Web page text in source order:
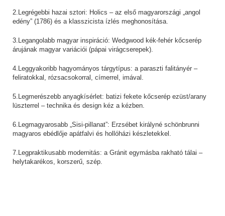
2.Legrégebbi hazai sztori: Holics – az első magyarországi „angol
edény” (1786) és a klasszicista ízlés meghonosítása.
3.Legangolabb magyar inspiráció: Wedgwood kék-fehér kőcserép
árujának magyar variációi (pápai virágcserepek).
4.Leggyakoribb hagyományos tárgytípus: a paraszti falitányér –
feliratokkal, rózsacsokorral, címerrel, imával.
5.Legmerészebb anyagkísérlet: batizi fekete kőcserép ezüst/arany
lüszterrel – technika és design kéz a kézben.
6.Legmagyarosabb „Sisi-pillanat”: Erzsébet királyné schönbrunni
magyaros ebédlője apátfalvi és hollóházi készletekkel.
7.Legpraktikusabb modernitás: a Gránit egymásba rakható tálai –
helytakarékos, korszerű, szép.